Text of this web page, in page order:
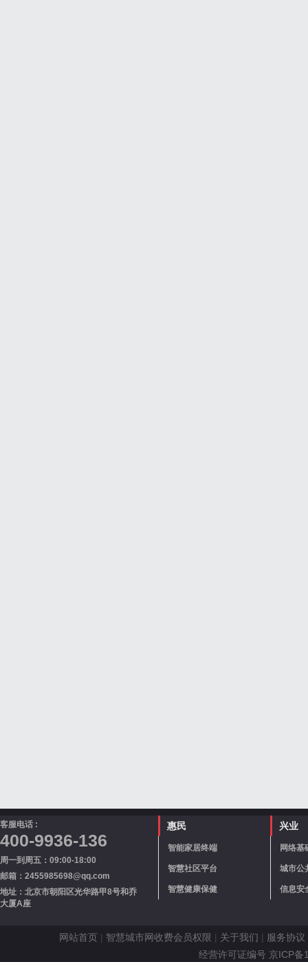
客服电话 :
400-9936-136
周一到周五：09:00-18:00
邮箱：2455985698@qq.com
地址：北京市朝阳区光华路甲8号和乔
大厦A座
惠民
智能家居终端
智慧社区平台
智慧健康保健
兴业
网络基
城市公
信息安
网站首页 | 智慧城市网收费会员权限 | 关于我们 | 服务协议
经营许可证编号 京ICP